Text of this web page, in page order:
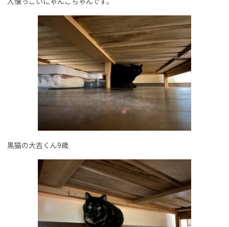
黒猫の大吉くん9歳